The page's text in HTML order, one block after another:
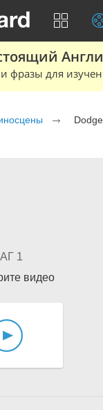
фразы для
1
видео